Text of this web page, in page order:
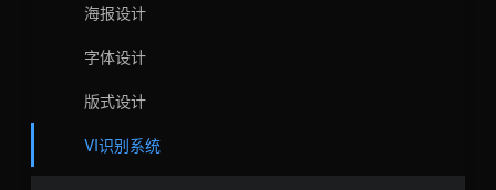
海报设计
字体设计
版式设计
VI识别系统